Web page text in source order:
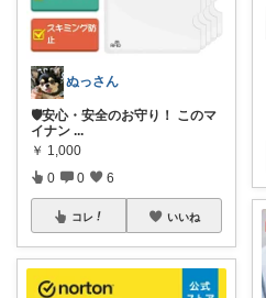
ぬっさん
🛡️安心・安全のお守り！ このマ
イナン ...
￥ 1,000
0 0 6
コレ いいね